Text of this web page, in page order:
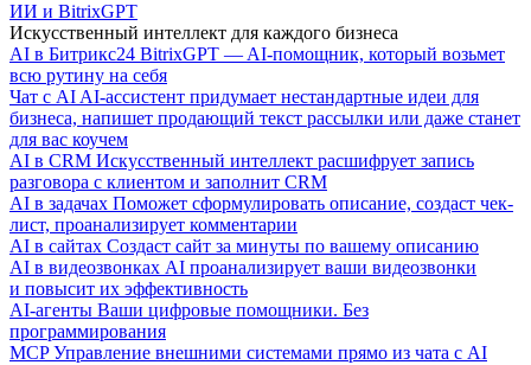
ИИ и BitrixGPT
Искусственный интеллект для каждого бизнеса
AI в Битрикс24 BitrixGPT — AI-помощник, который возьмет
всю рутину на себя
Чат с AI AI-ассистент придумает нестандартные идеи для
бизнеса, напишет продающий текст рассылки или даже станет
для вас коучем
AI в CRM Искусственный интеллект расшифрует запись
разговора с клиентом и заполнит CRM
AI в задачах Поможет сформулировать описание, создаст чек-
лист, проанализирует комментарии
AI в сайтах Создаст сайт за минуты по вашему описанию
AI в видеозвонках AI проанализирует ваши видеозвонки
и повысит их эффективность
AI-агенты Ваши цифровые помощники. Без
программирования
MCP Управление внешними системами прямо из чата с AI